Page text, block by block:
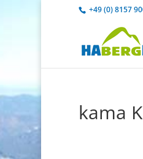
+49 (0) 8157
kama